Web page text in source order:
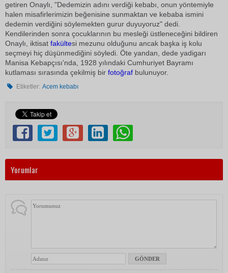
getiren Onaylı, "Dedemizin adını verdiği kebabı, onun yöntemiyle
halen misafirlerimizin beğenisine sunmaktan ve kebaba ismini
dedemin verdiğini söylemekten gurur duyuyoruz" dedi.
Kendilerinden sonra çocuklarının bu mesleği üstleneceğini bildiren
Onaylı, iktisat fakültesi mezunu olduğunu ancak başka iş kolu
seçmeyi hiç düşünmediğini söyledi. Öte yandan, dede yadigarı
Manisa Kebapçısı'nda, 1928 yılındaki Cumhuriyet Bayramı
kutlaması sırasında çekilmiş bir fotoğraf bulunuyor.
Etiketler: Acem kebabı
Yorumlar